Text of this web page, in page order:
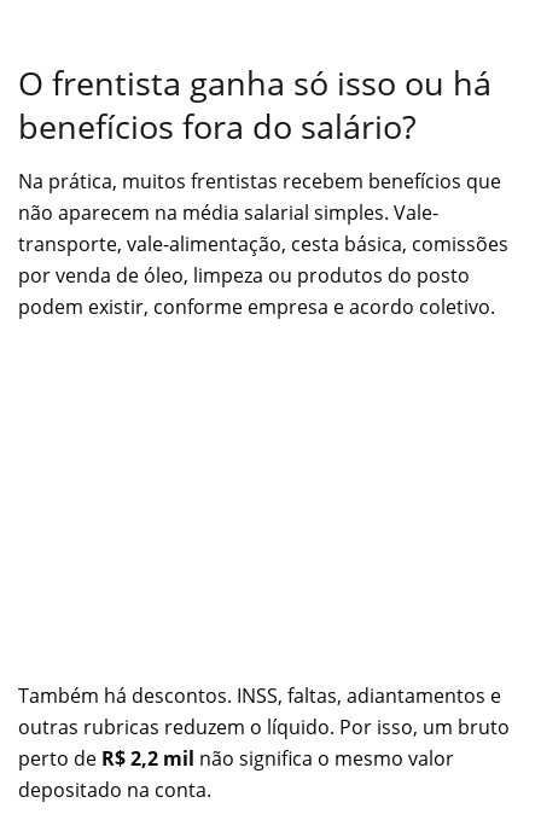
O frentista ganha só isso ou há
benefícios fora do salário?
Na prática, muitos frentistas recebem benefícios que
não aparecem na média salarial simples. Vale-
transporte, vale-alimentação, cesta básica, comissões
por venda de óleo, limpeza ou produtos do posto
podem existir, conforme empresa e acordo coletivo.
Também há descontos. INSS, faltas, adiantamentos e
outras rubricas reduzem o líquido. Por isso, um bruto
perto de R$ 2,2 mil não significa o mesmo valor
depositado na conta.